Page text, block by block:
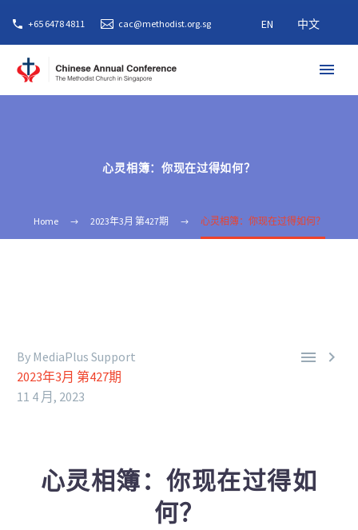
+65 6478 4811 cac@methodist.org.sg EN 中文
心灵相簿：你现在过得如何？
Home 2023年3月 第427期 心灵相簿：你现在过得如何？
 
By MediaPlus Support
2023年3月 第427期
11 4 月, 2023
心灵相簿：你现在过得如
何？